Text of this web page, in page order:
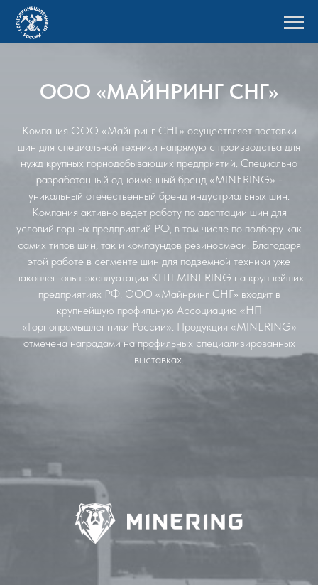
ООО «МАЙНРИНГ СНГ»
Компания ООО «Майнринг СНГ» осуществляет поставки
шин для специальной техники напрямую с производства для
нужд крупных горнодобывающих предприятий. Специально
разработанный одноимённый бренд «MINERING» -
уникальный отечественный бренд индустриальных шин.
Компания активно ведет работу по адаптации шин для
условий горных предприятий РФ, в том числе по подбору как
самих типов шин, так и компаундов резиносмеси. Благодаря
этой работе в сегменте шин для подземной техники уже
накоплен опыт эксплуатации КГШ MINERING на крупнейших
предприятиях РФ. ООО «Майнринг СНГ» входит в
крупнейшую профильную Ассоциацию «НП
«Горнопромышленники России». Продукция «MINERING»
отмечена наградами на профильных специализированных
выставках.